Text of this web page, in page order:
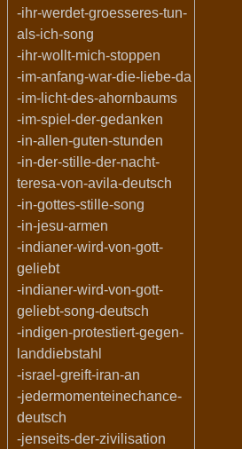
-ihr-werdet-groesseres-tun-
als-ich-song
-ihr-wollt-mich-stoppen
-im-anfang-war-die-liebe-da
-im-licht-des-ahornbaums
-im-spiel-der-gedanken
-in-allen-guten-stunden
-in-der-stille-der-nacht-
teresa-von-avila-deutsch
-in-gottes-stille-song
-in-jesu-armen
-indianer-wird-von-gott-
geliebt
-indianer-wird-von-gott-
geliebt-song-deutsch
-indigen-protestiert-gegen-
landdiebstahl
-israel-greift-iran-an
-jedermomenteinechance-
deutsch
-jenseits-der-zivilisation